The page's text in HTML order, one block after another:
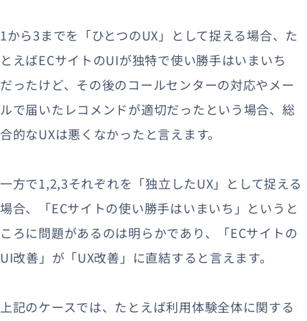
1から3までを「ひとつのUX」として捉える場合、た
とえばECサイトのUIが独特で使い勝手はいまいち
だったけど、その後のコールセンターの対応やメー
ルで届いたレコメンドが適切だったという場合、総
合的なUXは悪くなかったと言えます。
一方で1,2,3それぞれを「独立したUX」として捉える
場合、「ECサイトの使い勝手はいまいち」というと
ころに問題があるのは明らかであり、「ECサイトの
UI改善」が「UX改善」に直結すると言えます。
上記のケースでは、たとえば利用体験全体に関する